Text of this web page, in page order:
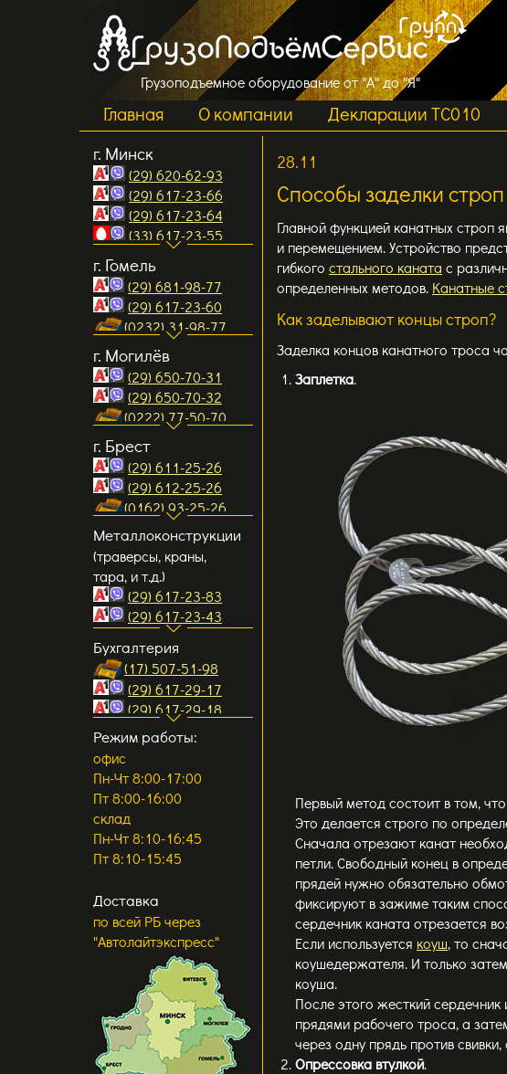
Грузоподъемное оборудование от "А" до "Я"
Главная О компании Декларации ТС010
г. Минск
(29) 620-62-93
(29) 617-23-66
(29) 617-23-64
(33) 617-23-55
(17) 510-23-65
e.mail:
info2@gpservis.by
info3@gpservis.by
info4@gpservis.by
ул. Меньковский тракт
д.10, 3-й этаж, офис 307
(за авторынком Малиновка)
схема проезда...
г. Гомель
(29) 681-98-77
(29) 617-23-60
(0232) 31-98-77
(0232) 31-98-94
e.mail:
gomel1@gpservis.by
gomel2@gpservis.by
ул. Могилевская д.19Б,
1-й этаж, офис 9
(район завода ЗЛиН)
схема проезда...
г. Могилёв
(29) 650-70-31
(29) 650-70-32
(0222) 77-50-70
e.mail:
mogilev1@gpservis.by
mogilev2@gpservis.by
ул. Криулина д.27, 2-й
этаж, офис 26
схема проезда...
г. Брест
(29) 611-25-26
(29) 612-25-26
(0162) 93-25-26
e.mail:
brest2@gpservis.by
brest1@gpservis.by
ул. Писателя Смирнова
д.6 В/1, АБК
схема проезда...
Металлоконструкции
(траверсы, краны,
тара, и т.д.)
(29) 617-23-83
(29) 617-23-43
pgo@gpservis.by
pgo1@gpservis.by
Бухгалтерия
(17) 507-51-98
(29) 617-29-17
(29) 617-29-18
Режим работы:
офис
Пн-Чт 8:00-17:00
Пт 8:00-16:00
склад
Пн-Чт 8:10-16:45
Пт 8:10-15:45
Доставка
по всей РБ через
"Автолайтэкспресс"
28.11
Способы заделки строп
Главной функцией канатных строп
и перемещением. Устройство
гибкого стального каната с
определенных методов. Канатные
Как заделывают концы строп?
Заделка концов канатного троса
Заплетка.
Первый метод состоит в том,
Это делается строго по
Сначала отрезают канат
петли. Свободный конец в
прядей нужно обязательно
фиксируют в зажиме таким
сердечник каната отрезается
Если используется коуш, то
коушедержателя. И только
коуша.
После этого жесткий
прядями рабочего троса, а
через одну прядь против
Опрессовка втулкой.